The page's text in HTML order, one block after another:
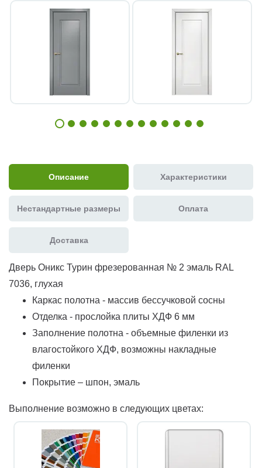
Описание Характеристики
Нестандартные размеры Оплата
Доставка
Дверь Оникс Турин фрезерованная № 2 эмаль RAL
7036, глухая
Каркас полотна - массив бессучковой сосны
Отделка - прослойка плиты ХДФ 6 мм
Заполнение полотна - объемные филенки из
влагостойкого ХДФ, возможны накладные
филенки
Покрытие – шпон, эмаль
Выполнение возможно в следующих цветах: